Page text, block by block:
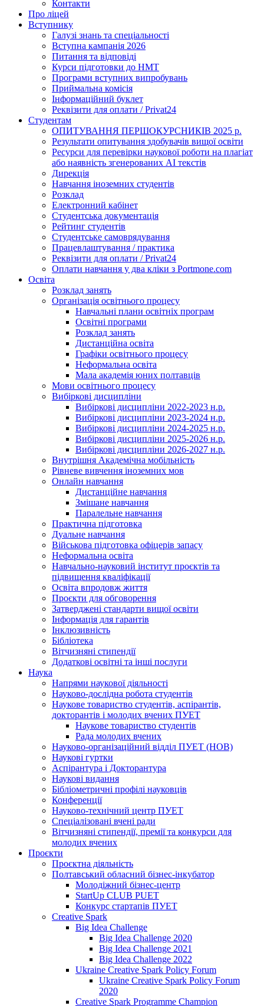
Контакти
Про ліцей
Вступнику
Галузі знань та спеціальності
Вступна кампанія 2026
Питання та відповіді
Курси підготовки до НМТ
Програми вступних випробувань
Приймальна комісія
Інформаційний буклет
Реквізити для оплати / Privat24
Студентам
ОПИТУВАННЯ ПЕРШОКУРСНИКІВ 2025 р.
Результати опитування здобувачів вищої освіти
Ресурси для перевірки наукової роботи на плагіат
або наявність згенерованих АІ текстів
Дирекція
Навчання іноземних студентів
Розклад
Електронний кабінет
Студентська документація
Рейтинг студентів
Студентське самоврядування
Працевлаштування / практика
Реквізити для оплати / Privat24
Оплати навчання у два кліки з Portmone.com
Освіта
Розклад занять
Організація освітнього процесу
Навчальні плани освітніх програм
Освітні програми
Розклад занять
Дистанційна освіта
Графіки освітнього процесу
Неформальна освіта
Мала академія юних полтавців
Мови освітнього процесу
Вибіркові дисципліни
Вибіркові дисципліни 2022-2023 н.р.
Вибіркові дисципліни 2023-2024 н.р.
Вибіркові дисципліни 2024-2025 н.р.
Вибіркові дисципліни 2025-2026 н.р.
Вибіркові дисципліни 2026-2027 н.р.
Внутрішня Академічна мобільність
Рівневе вивчення іноземних мов
Онлайн навчання
Дистанційне навчання
Змішане навчання
Паралельне навчання
Практична підготовка
Дуальне навчання
Військова підготовка офіцерів запасу
Неформальна освіта
Навчально-науковий інститут проєктів та
підвищення кваліфікації
Освіта впродовж життя
Проєкти для обговорення
Затверджені стандарти вищої освіти
Інформація для гарантів
Інклюзивність
Бібліотека
Вітчизняні стипендії
Додаткові освітні та інші послуги
Наука
Напрями наукової діяльності
Науково-дослідна робота студентів
Наукове товариство студентів, аспірантів,
докторантів і молодих вчених ПУЕТ
Наукове товариство студентів
Рада молодих вчених
Науково-організаційний відділ ПУЕТ (НОВ)
Наукові гуртки
Аспірантура і Докторантура
Наукові видання
Бібліометричні профілі науковців
Конференції
Науково-технічний центр ПУЕТ
Спеціалізовані вчені ради
Вітчизняні стипендії, премії та конкурси для
молодих вчених
Проєкти
Проєктна діяльність
Полтавський обласний бізнес-інкубатор
Молодіжний бізнес-центр
StartUp CLUB PUET
Конкурс стартапів ПУЕТ
Creative Spark
Big Idea Challenge
Big Idea Challenge 2020
Big Idea Challenge 2021
Big Idea Challenge 2022
Ukraine Creative Spark Policy Forum
Ukraine Creative Spark Policy Forum
2020
Creative Spark Programme Champion